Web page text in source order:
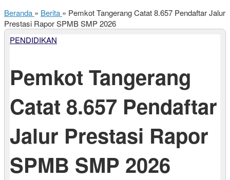
Beranda » Berita » Pemkot Tangerang Catat 8.657 Pendaftar Jalur
Prestasi Rapor SPMB SMP 2026
PENDIDIKAN
Pemkot Tangerang
Catat 8.657 Pendaftar
Jalur Prestasi Rapor
SPMB SMP 2026